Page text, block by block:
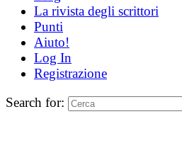
La rivista degli scrittori
Punti
Aiuto!
Log In
Registrazione
Search for: